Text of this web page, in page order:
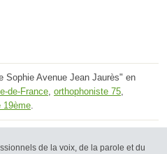
Sophie Avenue Jean Jaurès" en
de-France, orthophoniste 75,
19ème.
de la voix, de la parole et du